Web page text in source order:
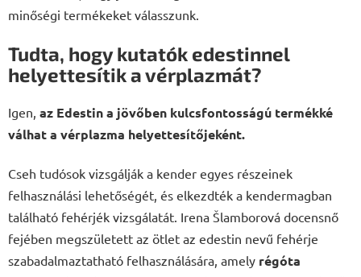
minőségi termékeket válasszunk.
Tudta, hogy kutatók edestinnel
helyettesítik a vérplazmát?
Igen, az Edestin a jövőben kulcsfontosságú termékké
válhat a vérplazma helyettesítőjeként.
Cseh tudósok vizsgálják a kender egyes részeinek
felhasználási lehetőségét, és elkezdték a kendermagban
található fehérjék vizsgálatát. Irena Šlamborová docensnő
fejében megszületett az ötlet az edestin nevű fehérje
szabadalmaztatható felhasználására, amely régóta